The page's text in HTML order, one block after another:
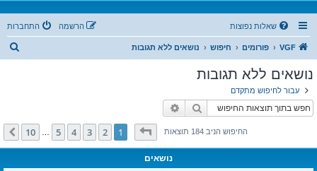
שאלות נפוצות התחברות הרשמה
VGF פורומים חיפוש נושאים ללא תגובות
ח
נושאים ללא תגובות
עבור לחיפוש מתקדם
חיפוש
החיפוש הניב 184 תוצאות דף1מתוך10
1
2
3
4
5
10 הבא
נושאים